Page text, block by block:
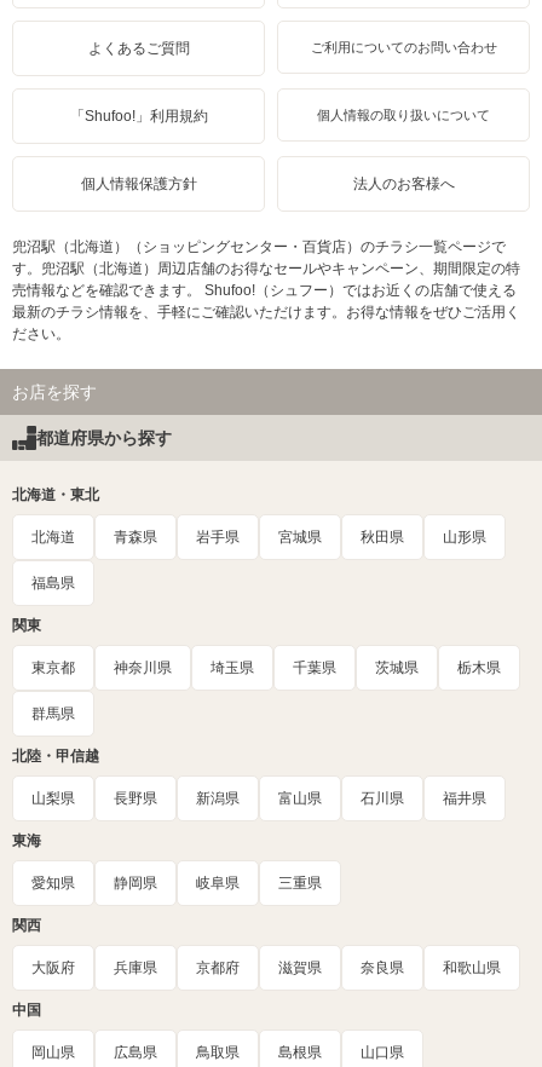
よくあるご質問 ご利用についてのお問い合わせ
「Shufoo!」利用規約 個人情報の取り扱いについて
個人情報保護方針 法人のお客様へ
兜沼駅（北海道）（ショッピングセンター・百貨店）のチラシ一覧ページで
す。兜沼駅（北海道）周辺店舗のお得なセールやキャンペーン、期間限定の特
売情報などを確認できます。 Shufoo!（シュフー）ではお近くの店舗で使える
最新のチラシ情報を、手軽にご確認いただけます。お得な情報をぜひご活用く
ださい。
お店を探す
都道府県から探す
北海道・東北
北海道 青森県 岩手県 宮城県 秋田県 山形県
福島県
関東
東京都 神奈川県 埼玉県 千葉県 茨城県 栃木県
群馬県
北陸・甲信越
山梨県 長野県 新潟県 富山県 石川県 福井県
東海
愛知県 静岡県 岐阜県 三重県
関西
大阪府 兵庫県 京都府 滋賀県 奈良県 和歌山県
中国
岡山県 広島県 鳥取県 島根県 山口県